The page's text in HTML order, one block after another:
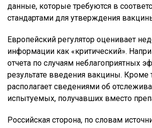
данные, которые требуются в
стандартами для утверждения
Европейский регулятор оценивает
информации как «критический».
отчета по случаям неблагоприятных
результате введения вакцины. Кроме
располагает сведениями об
испытуемых, получавших вместо
Российская сторона, по словам